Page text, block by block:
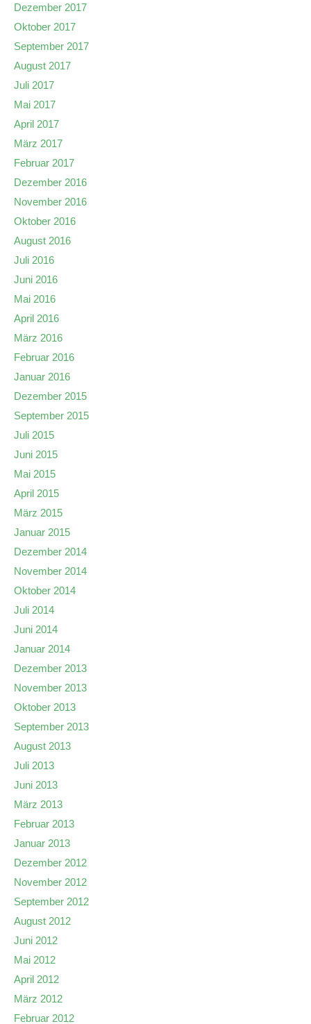
Dezember 2017
Oktober 2017
September 2017
August 2017
Juli 2017
Mai 2017
April 2017
März 2017
Februar 2017
Dezember 2016
November 2016
Oktober 2016
August 2016
Juli 2016
Juni 2016
Mai 2016
April 2016
März 2016
Februar 2016
Januar 2016
Dezember 2015
September 2015
Juli 2015
Juni 2015
Mai 2015
April 2015
März 2015
Januar 2015
Dezember 2014
November 2014
Oktober 2014
Juli 2014
Juni 2014
Januar 2014
Dezember 2013
November 2013
Oktober 2013
September 2013
August 2013
Juli 2013
Juni 2013
März 2013
Februar 2013
Januar 2013
Dezember 2012
November 2012
September 2012
August 2012
Juni 2012
Mai 2012
April 2012
März 2012
Februar 2012